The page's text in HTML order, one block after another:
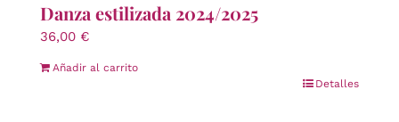
Danza estilizada 2024/2025
36,00 €
Añadir al carrito
Detalles